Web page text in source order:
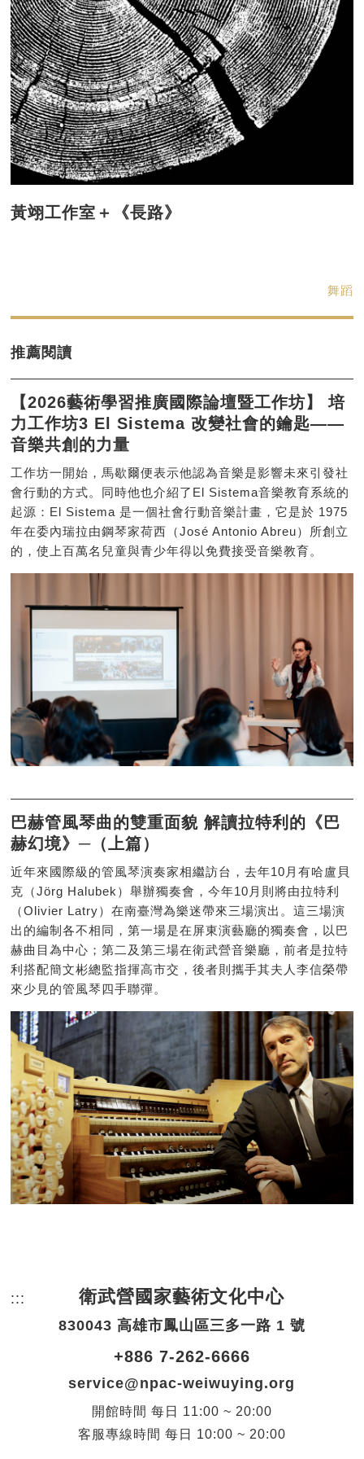
黃翊工作室＋《長路》
舞蹈
推薦閱讀
【2026藝術學習推廣國際論壇暨工作坊】 培
力工作坊3 El Sistema 改變社會的鑰匙——
音樂共創的力量
工作坊一開始，馬歇爾便表示他認為音樂是影響未來引發社
會行動的方式。同時他也介紹了El Sistema音樂教育系統的
起源：El Sistema 是一個社會行動音樂計畫，它是於 1975
年在委內瑞拉由鋼琴家荷西（José Antonio Abreu）所創立
的，使上百萬名兒童與青少年得以免費接受音樂教育。
巴赫管風琴曲的雙重面貌 解讀拉特利的《巴
赫幻境》─（上篇）
近年來國際級的管風琴演奏家相繼訪台，去年10月有哈盧貝
克（Jörg Halubek）舉辦獨奏會，今年10月則將由拉特利
（Olivier Latry）在南臺灣為樂迷帶來三場演出。這三場演
出的編制各不相同，第一場是在屏東演藝廳的獨奏會，以巴
赫曲目為中心；第二及第三場在衛武營音樂廳，前者是拉特
利搭配簡文彬總監指揮高市交，後者則攜手其夫人李信榮帶
來少見的管風琴四手聯彈。
::: 頁尾網站資訊。
衛武營國家藝術文化中心
830043 高雄市鳳山區三多一路 1 號
+886 7-262-6666
service@npac-weiwuying.org
開館時間 每日
11:00 ~ 20:00
客服專線時間 每日 10:00 ~ 20:00